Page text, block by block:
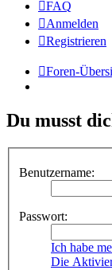
FAQ
Anmelden
Registrieren
Foren-
Du musst
Benutzername:
Passwort:
Ich habe
Die